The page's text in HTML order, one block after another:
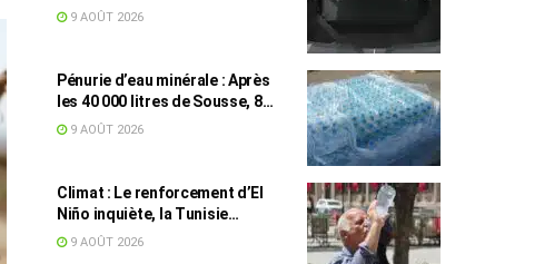
coffre d’une voiture
9 AOÛT 2026
Pénurie d’eau minérale : Après
les 40 000 litres de Sousse, 8
832 bouteilles saisies à Nabeul
9 AOÛT 2026
Climat : Le renforcement d’El
Niño inquiète, la Tunisie
concernée
9 AOÛT 2026